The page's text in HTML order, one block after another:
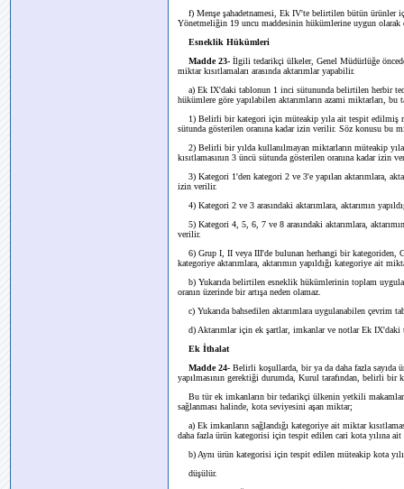
f) Menşe şahadetnamesi, Ek IV'te belirtilen bütün
Yönetmeliğin 19 uncu maddesinin hükümlerine uygun olarak
Esneklik Hükümleri
Madde 23- İlgili tedarikçi ülkeler, Genel Müdürlüğe
miktar kısıtlamaları arasında aktarımlar yapabilir.
a) Ek IX'daki tablonun 1 inci sütununda belirtilen herbir
hükümlere göre yapılabilen aktarımların azami miktarları,
1) Belirli bir kategori için müteakip yıla ait tespit edilmiş
sütunda gösterilen oranına kadar izin verilir. Söz konusu bu
2) Belirli bir yılda kullanılmayan miktarların müteakip
kısıtlamasının 3 üncü sütunda gösterilen oranına kadar izin
3) Kategori 1'den kategori 2 ve 3'e yapılan aktarımlara,
izin verilir.
4) Kategori 2 ve 3 arasındaki aktarımlara, aktarımın
5) Kategori 4, 5, 6, 7 ve 8 arasındaki aktarımlara,
verilir.
6) Grup I, II veya III'de bulunan herhangi bir kategoriden,
kategoriye aktarımlara, aktarımın yapıldığı kategoriye ait
b) Yukarıda belirtilen esneklik hükümlerinin toplam
oranın üzerinde bir artışa neden olamaz.
c) Yukarıda bahsedilen aktarımlara uygulanabilen
d) Aktarımlar için ek şartlar, imkanlar ve notlar Ek
Ek İthalat
Madde 24- Belirli koşullarda, bir ya da daha fazla
yapılmasının gerektiği durumda, Kurul tarafından, belirli
Bu tür ek imkanların bir tedarikçi ülkenin yetkili
sağlanması halinde, kota seviyesini aşan miktar;
a) Ek imkanların sağlandığı kategoriye ait miktar
daha fazla ürün kategorisi için tespit edilen cari kota yılına ait
b) Aynı ürün kategorisi için tespit edilen müteakip kota
düşülür.